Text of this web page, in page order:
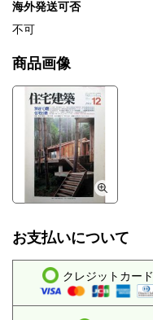
海外発送可否
不可
商品画像
お支払いについて
クレジットカード